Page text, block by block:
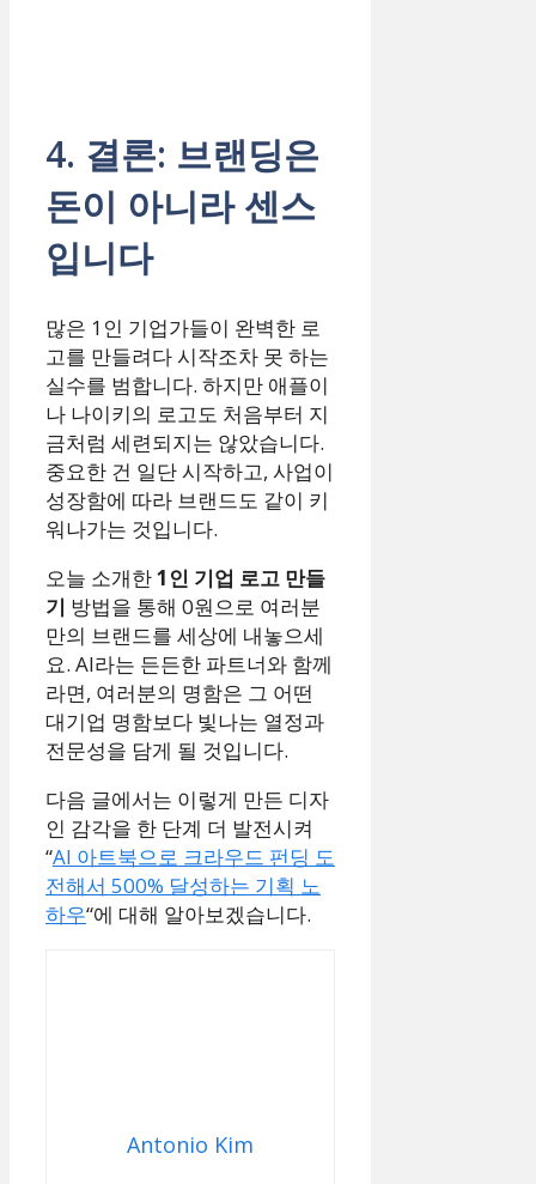
4. 결론: 브랜딩은
돈이 아니라 센스
입니다
많은 1인 기업가들이 완벽한 로
고를 만들려다 시작조차 못 하는
실수를 범합니다. 하지만 애플이
나 나이키의 로고도 처음부터 지
금처럼 세련되지는 않았습니다.
중요한 건 일단 시작하고, 사업이
성장함에 따라 브랜드도 같이 키
워나가는 것입니다.
오늘 소개한1인 기업 로고 만들
기 방법을 통해 0원으로 여러분
만의 브랜드를 세상에 내놓으세
요. AI라는 든든한 파트너와 함께
라면, 여러분의 명함은 그 어떤
대기업 명함보다 빛나는 열정과
전문성을 담게 될 것입니다.
다음 글에서는 이렇게 만든 디자
인 감각을 한 단계 더 발전시켜
“AI 아트북으로 크라우드 펀딩 도
전해서 500% 달성하는 기획 노
하우“에 대해 알아보겠습니다.
Antonio Kim